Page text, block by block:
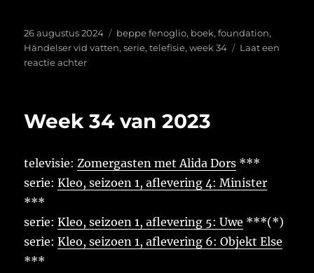
Geplaatst
op
26 augustus 2024 Tags
beppe fenoglio, boek,foundation,
Händelser vid vatten,serie,telefisie,week 34
Laat een
reactie achterop
2024
Week 34 van 2023
televisie:Zomergasten met Alida Dors ***
serie:Kleo, seizoen 1, aflevering 4: Minister
***
serie:Kleo, seizoen 1, aflevering 5: Uwe ***(*)
serie:Kleo, seizoen 1, aflevering 6: Objekt Else
***